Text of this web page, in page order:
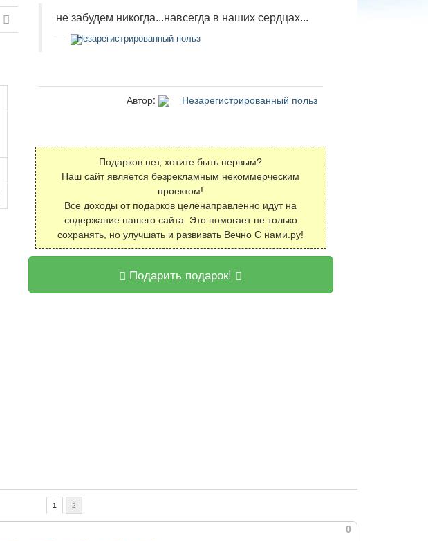
не забудем никогда...навсегда в наших сердцах...
Незарегистрированный польз
Автор: Незарегистрированный польз
Подарков нет, хотите быть первым?
Наш сайт является безрекламным некоммерческим
проектом!
Все доходы от подарков целенаправленно идут на
содержание нашего сайта. Это помогает не только
сохранять, но улучшать и развивать Вечно С нами.ру!
Подарить подарок!
1 2
0